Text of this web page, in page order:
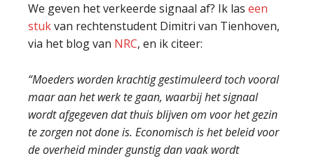
We geven het verkeerde signaal af? Ik las een
stukvan rechtenstudent Dimitri van Tienhoven,
via het blog van NRC, en ik citeer:
“Moeders worden krachtig gestimuleerd toch vooral
maar aan het werk te gaan, waarbij het signaal
wordt afgegeven dat thuis blijven om voor het gezin
te zorgen not done is. Economisch is het beleid voor
de overheid minder gunstig dan vaak wordt